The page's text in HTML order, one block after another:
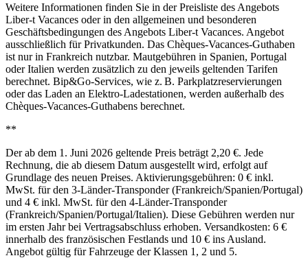
Weitere Informationen finden Sie in der Preisliste des Angebots
Liber‑t Vacances oder in den allgemeinen und besonderen
Geschäftsbedingungen des Angebots Liber‑t Vacances. Angebot
ausschließlich für Privatkunden. Das Chèques‑Vacances‑Guthaben
ist nur in Frankreich nutzbar. Mautgebühren in Spanien, Portugal
oder Italien werden zusätzlich zu den jeweils geltenden Tarifen
berechnet. Bip&Go‑Services, wie z. B. Parkplatzreservierungen
oder das Laden an Elektro‑Ladestationen, werden außerhalb des
Chèques‑Vacances‑Guthabens berechnet.
**
Der ab dem 1. Juni 2026 geltende Preis beträgt 2,20 €. Jede
Rechnung, die ab diesem Datum ausgestellt wird, erfolgt auf
Grundlage des neuen Preises. Aktivierungsgebühren: 0 € inkl.
MwSt. für den 3‑Länder‑Transponder (Frankreich/Spanien/Portugal)
und 4 € inkl. MwSt. für den 4‑Länder‑Transponder
(Frankreich/Spanien/Portugal/Italien). Diese Gebühren werden nur
im ersten Jahr bei Vertragsabschluss erhoben. Versandkosten: 6 €
innerhalb des französischen Festlands und 10 € ins Ausland.
Angebot gültig für Fahrzeuge der Klassen 1, 2 und 5.